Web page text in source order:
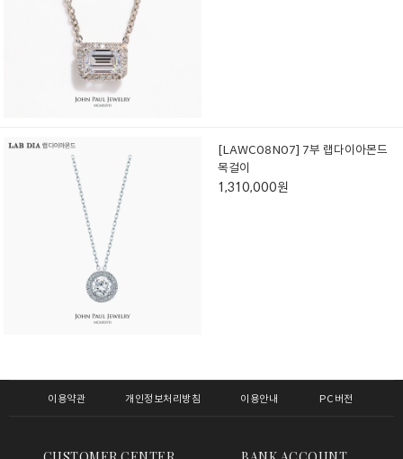
[LAWC08N07] 7부 랩다이아몬드
목걸이
1,310,000원
이용약관 개인정보처리방침 이용안내 PC버전